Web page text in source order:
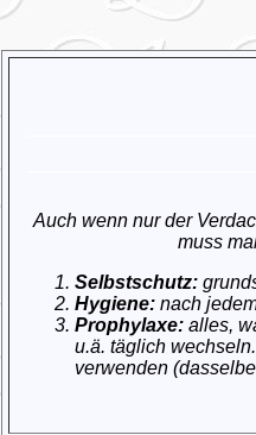
Auch wenn nur der
muss
Selbstschutz:
Hygiene: nach
Prophylaxe: alles,
u.ä. täglich
verwenden